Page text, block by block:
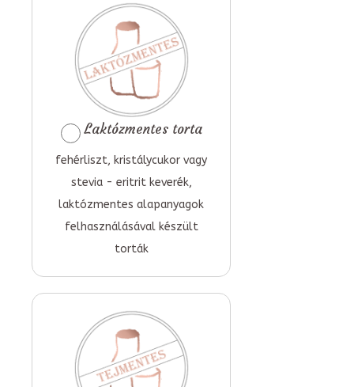
Laktózmentes torta
fehérliszt, kristálycukor vagy
stevia - eritrit keverék,
laktózmentes alapanyagok
felhasználásával készült
torták